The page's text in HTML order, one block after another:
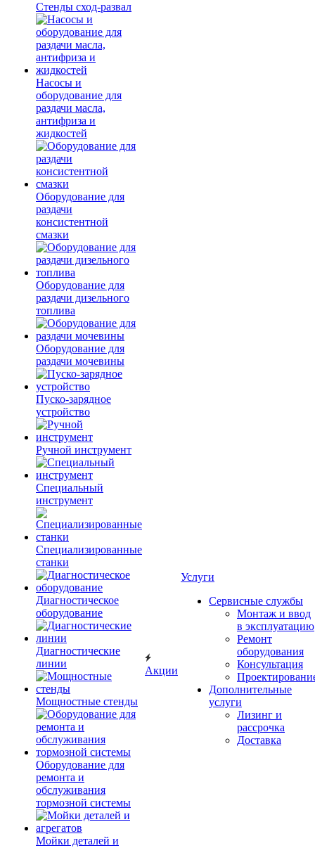
Стенды сход-развал
Насосы и
оборудование для
раздачи масла,
антифриза и
жидкостей
Оборудование для
раздачи
консистентной
смазки
Оборудование для
раздачи дизельного
топлива
Оборудование для
раздачи мочевины
Пуско-зарядное
устройство
Ручной инструмент
Специальный
инструмент
Специализированные
станки
Диагностическое
оборудование
Диагностические
линии
Мощностные стенды
Оборудование для
ремонта и
обслуживания
тормозной системы
Мойки деталей и
Акции
Услуги
Сервисные службы
Монтаж и ввод
в эксплуатацию
Ремонт
оборудования
Консультация
Дополнительные
услуги
Лизинг и
рассрочка
Доставка